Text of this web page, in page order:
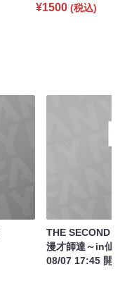
¥1500 (税込)
THE SECOND
漫才師達～in仙
08/07 17:45 開